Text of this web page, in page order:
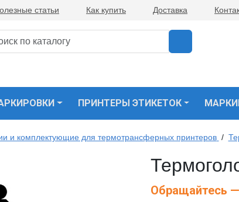
статьи Как купить Доставка
ПРИНТЕРЫ ЭТИКЕТОК
и комплектующие для термотрансферных принтеров /
Обращайтесь